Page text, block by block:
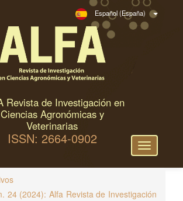
Español (España)
Revista de Investigación en
Ciencias Agronómicas y
Veterinarias
ISSN: 2664-0902
Toggle
24 (2024): Alfa Revista de Investigación